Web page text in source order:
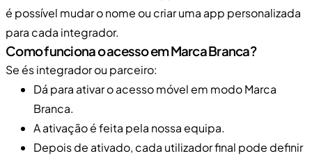
é possível mudar o nome ou criar uma app personalizada
para cada integrador.
Como funciona o acesso em Marca Branca?
Se és integrador ou parceiro:
Dá para ativar o acesso móvel em modo Marca
Branca.
A ativação é feita pela nossa equipa.
Depois de ativado, cada utilizador final pode definir